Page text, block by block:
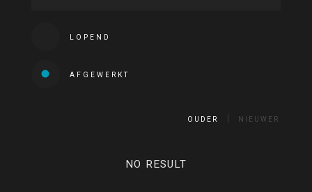
LOPEND
AFGEWERKT
OUDER NIEUWER
NO RESULT